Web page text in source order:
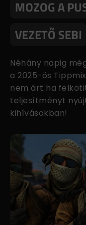
MOZOG A
VEZETŐ SEBI
Néhány napig
a 2025-ös
nem árt ha
teljesítményt
kihívásokban!